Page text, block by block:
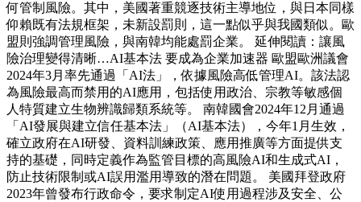
何管制風險。其中，美國著重競逐技術主導地位，與日本同樣
仰賴既有法規框架，未新設罰則，這一點似乎與我國類似。歐
盟則強調管理風險，與南韓均能處罰企業。 延伸閱讀：讓風
險治理變得清晰…AI基本法 要成為企業加速器 歐盟歐洲議會
2024年3月率先通過「AI法」，依據風險高低管理AI。該法認
為風險最高而禁用的AI應用，包括使用政治、宗教等敏感個
人特質建立生物辨識歸類系統等。 南韓國會2024年12月通過
「AI發展與建立信任基本法」（AI基本法），今年1月生效，
確立政府在AI研發、資料訓練政策、應用推廣等方面提供支
持的基礎，同時定義作為監管目標的高風險AI和生成式AI，
防止技術限制或AI誤用濫用導致的潛在問題。 美國拜登政府
2023年曾發布行政命令，要求制定AI使用過程涉及安全、公